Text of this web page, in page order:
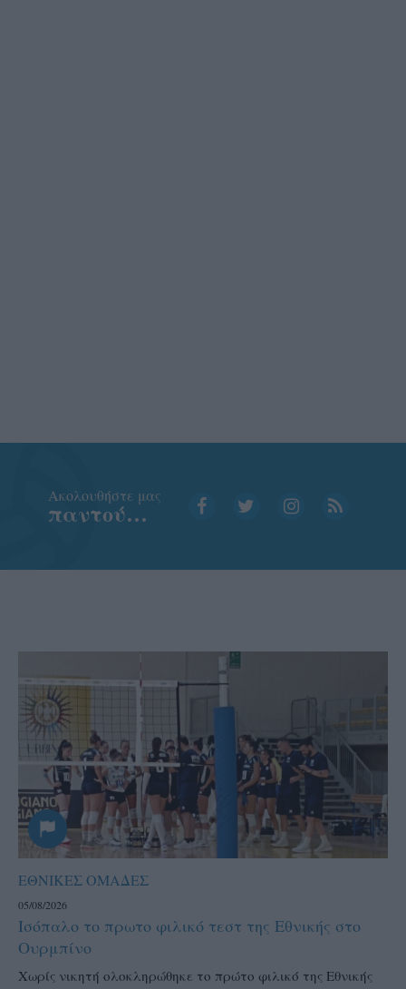
Aκολουθήστε μας
παντού…
ΕΘΝΙΚΕΣ ΟΜΑΔΕΣ
05/08/2026
Ισόπαλο το πρωτο φιλικό τεστ της Εθνικής στο
Ουρμπίνο
Χωρίς νικητή ολοκληρώθηκε το πρώτο φιλικό της Εθνικής